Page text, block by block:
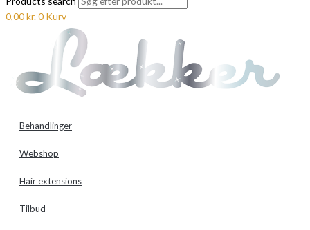
0,00kr.0 Kurv
Behandlinger
Webshop
Hair extensions
Tilbud